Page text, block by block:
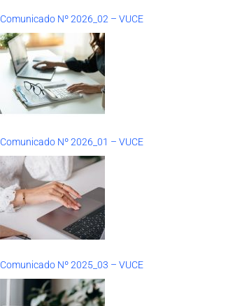
Comunicado Nº 2026_02 – VUCE
Comunicado Nº 2026_01 – VUCE
Comunicado Nº 2025_03 – VUCE